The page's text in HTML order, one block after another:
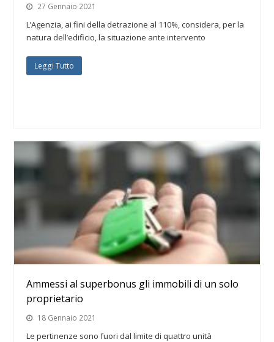
27 Gennaio 2021
L’Agenzia, ai fini della detrazione al 110%, considera, per la
natura dell’edificio, la situazione ante intervento
Leggi Tutto
Ammessi al superbonus gli immobili di un solo
proprietario
18 Gennaio 2021
Le pertinenze sono fuori dal limite di quattro unità